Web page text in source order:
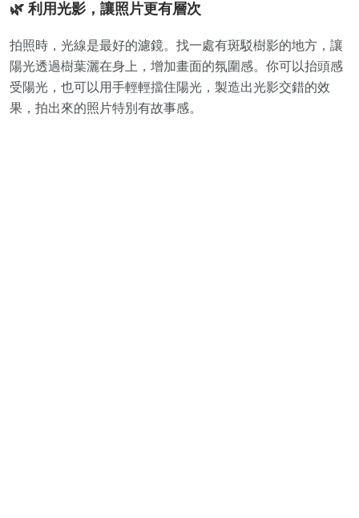
🌿 利用光影，讓照片更有層次
拍照時，光線是最好的濾鏡。找一處有斑駁樹影的地方，讓
陽光透過樹葉灑在身上，增加畫面的氛圍感。你可以抬頭感
受陽光，也可以用手輕輕擋住陽光，製造出光影交錯的效
果，拍出來的照片特別有故事感。